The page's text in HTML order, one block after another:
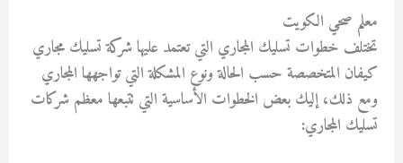
معلم صحي الكويت
تختلف خطوات تسليك المجاري التي تعتمد عليها شركة تسليك مجاري
كيفان المتخصصة حسب الحالة ونوع المشكلة التي تواجهها المجاري
ومع ذلك، إليك بعض الخطوات الأساسية التي تتبعها معظم شركات
تسليك المجاري: